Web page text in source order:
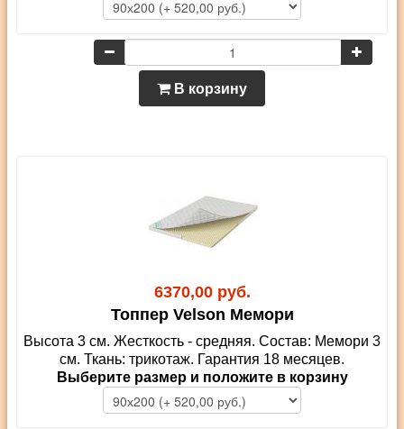
В корзину
6370,00 руб.
Топпер Velson Мемори
Высота 3 см. Жесткость - средняя. Состав: Мемори 3
см. Ткань: трикотаж. Гарантия 18 месяцев.
Выберите размер и положите в корзину